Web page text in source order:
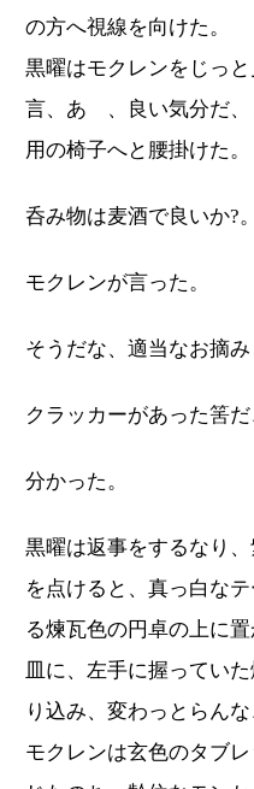
の方へ視線を向けた。
黒曜はモクレンをじっ
言、あゝ、良い気分だ
用の椅子へと腰掛けた。
呑み物は麦酒で良いか?。
モクレンが言った。
そうだな、適当なお摘み
クラッカーがあった筈だ
分かった。
黒曜は返事をするなり
を点けると、真っ白な
る煉瓦色の円卓の上に
皿に、左手に握ってい
り込み、変わっとらん
モクレンは玄色のタブ